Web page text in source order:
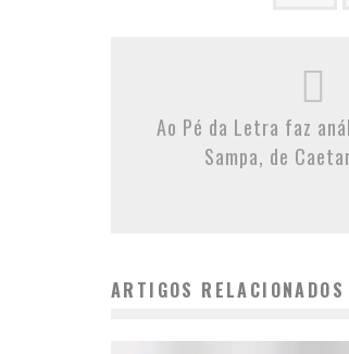
Ao Pé da Letra faz
Sampa, de
ARTIGOS RELACIONADOS